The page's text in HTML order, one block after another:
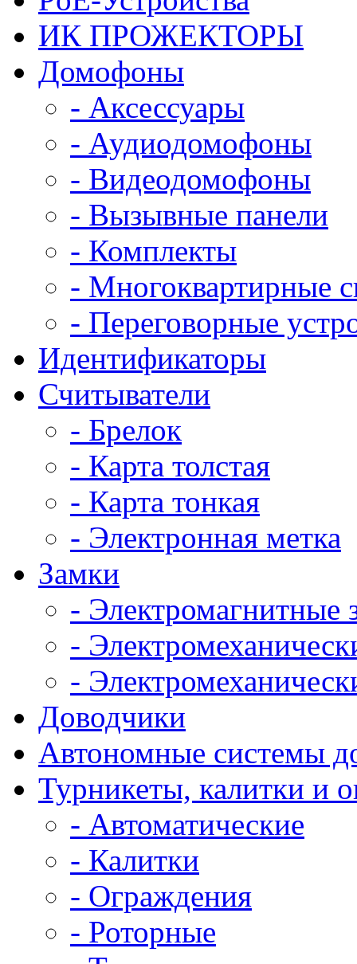
ИК ПРОЖЕКТОРЫ
Домофоны
- Аксессуары
- Аудиодомофоны
- Видеодомофоны
- Вызывные панели
- Комплекты
- Многоквартирные
- Переговорные
Идентификаторы
Считыватели
- Брелок
- Карта толстая
- Карта тонкая
- Электронная метка
Замки
- Электромагнитные
-
-
Доводчики
Автономные системы
Турникеты, калитки и
- Автоматические
- Калитки
- Ограждения
- Роторные